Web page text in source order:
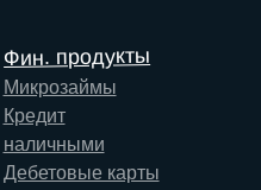
Фин. продукты
Микрозаймы
Кредит
наличными
Дебетовые карты